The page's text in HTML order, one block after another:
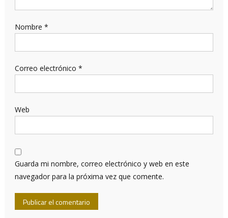
Nombre *
Correo electrónico *
Web
Guarda mi nombre, correo electrónico y web en este
navegador para la próxima vez que comente.